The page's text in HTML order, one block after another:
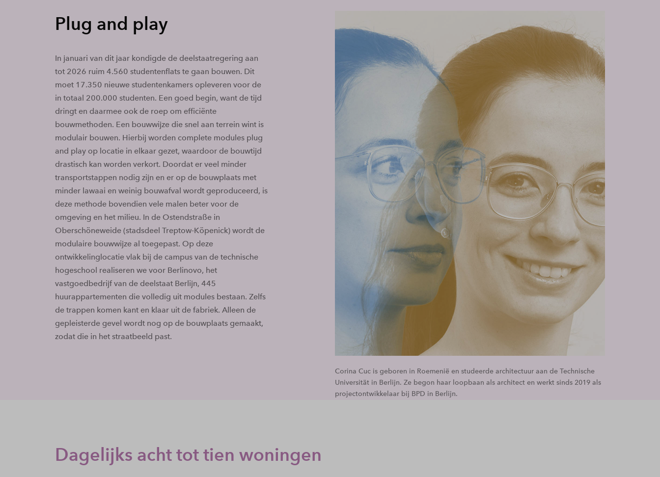
Corina Cuc is geboren in Roemenië en studeerde architectuur aan de Technische
Universität in Berlijn. Ze begon haar loopbaan als architect en werkt sinds 2019 als
projectontwikkelaar bij BPD in Berlijn.
Plug and play
In januari van dit jaar kondigde de deelstaatregering aan
tot 2026 ruim 4.560 studentenflats te gaan bouwen. Dit
moet 17.350 nieuwe studentenkamers opleveren voor de
in totaal 200.000 studenten. Een goed begin, want de tijd
dringt en daarmee ook de roep om efficiënte
bouwmethoden. Een bouwwijze die snel aan terrein wint is
modulair bouwen. Hierbij worden complete modules plug
and play op locatie in elkaar gezet, waardoor de bouwtijd
drastisch kan worden verkort. Doordat er veel minder
transportstappen nodig zijn en er op de bouwplaats met
minder lawaai en weinig bouwafval wordt geproduceerd, is
deze methode bovendien vele malen beter voor de
omgeving en het milieu. In de Ostendstraße in
Oberschöneweide (stadsdeel Treptow-Köpenick) wordt de
modulaire bouwwijze al toegepast. Op deze
ontwikkelinglocatie vlak bij de campus van de technische
hogeschool realiseren we voor Berlinovo, het
vastgoedbedrijf van de deelstaat Berlijn, 445
huurappartementen die volledig uit modules bestaan. Zelfs
de trappen komen kant en klaar uit de fabriek. Alleen de
gepleisterde gevel wordt nog op de bouwplaats gemaakt,
zodat die in het straatbeeld past.
Dagelijks acht tot tien woningen